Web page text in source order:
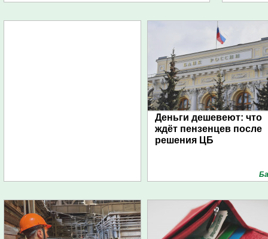
Деньги дешевеют: что
ждёт пензенцев после
решения ЦБ